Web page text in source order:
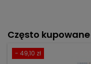
Często
- 49,10 zł